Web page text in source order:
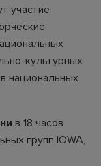
участие
культурных
национальных
в 18 часов
групп IOWA,